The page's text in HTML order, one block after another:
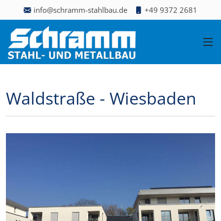
info@schramm-stahlbau.de +49 9372 2681
Waldstraße - Wiesbaden